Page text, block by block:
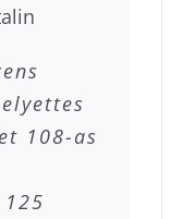
108-as